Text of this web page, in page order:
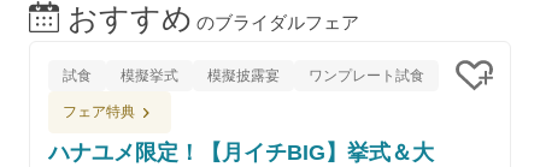
おすすめ のブライダルフェア
試食 模擬挙式 模擬披露宴 ワンプレート試食
フェア特典
ハナユメ限定！【月イチBIG】挙式＆大